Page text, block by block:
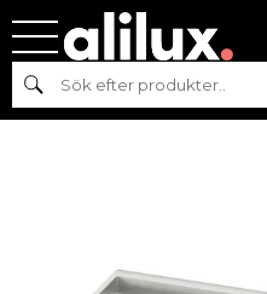
Sök
Hem
KHK2-210-133-A